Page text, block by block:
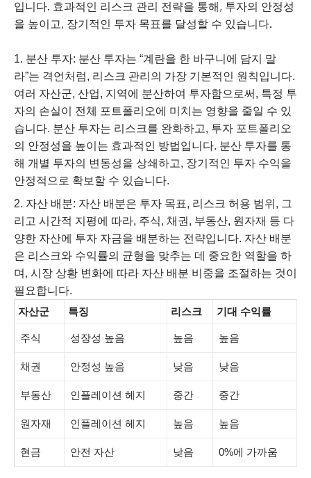
입니다. 효과적인 리스크 관리 전략을 통해, 투자의 안정성
을 높이고, 장기적인 투자 목표를 달성할 수 있습니다.
분산 투자: 분산 투자는 “계란을 한 바구니에 담지 말
라”는 격언처럼, 리스크 관리의 가장 기본적인 원칙입니다.
여러 자산군, 산업, 지역에 분산하여 투자함으로써, 특정 투
자의 손실이 전체 포트폴리오에 미치는 영향을 줄일 수 있
습니다. 분산 투자는 리스크를 완화하고, 투자 포트폴리오
의 안정성을 높이는 효과적인 방법입니다. 분산 투자를 통
해 개별 투자의 변동성을 상쇄하고, 장기적인 투자 수익을
안정적으로 확보할 수 있습니다.
자산 배분: 자산 배분은 투자 목표, 리스크 허용 범위, 그
리고 시간적 지평에 따라, 주식, 채권, 부동산, 원자재 등 다
양한 자산에 투자 자금을 배분하는 전략입니다. 자산 배분
은 리스크와 수익률의 균형을 맞추는 데 중요한 역할을 하
며, 시장 상황 변화에 따라 자산 배분 비중을 조절하는 것이
필요합니다.
자산군
특징 리스크 기대 수익률
주식 성장성 높음 높음 높음
채권 안정성 높음 낮음 낮음
부동산 인플레이션 헤지 중간 중간
원자재 인플레이션 헤지 높음 높음
현금 안전 자산 낮음 0%에 가까움